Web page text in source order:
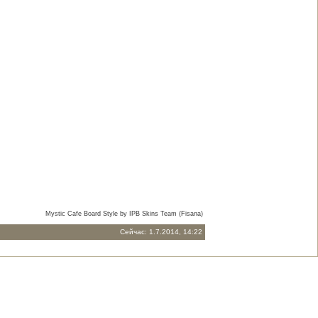
Mystic Cafe Board Style by IPB Skins Team (Fisana)
Сейчас: 1.7.2014, 14:22